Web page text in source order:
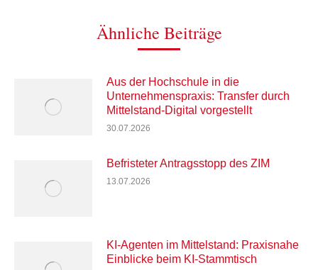
Ähnliche Beiträge
Aus der Hochschule in die
Unternehmenspraxis: Transfer durch
Mittelstand-Digital vorgestellt
30.07.2026
Befristeter Antragsstopp des ZIM
13.07.2026
KI-Agenten im Mittelstand: Praxisnahe
Einblicke beim KI-Stammtisch